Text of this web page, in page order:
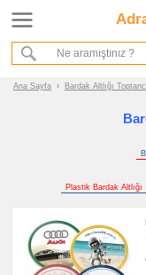
Ana Sayfa › Bardak Altlığı
Plastik Bardak Altlığı
Ana Sayfa
Hakkımızda
Kurumsal Hizmet Akışımız
Altlığı
&
Para
Tabağı